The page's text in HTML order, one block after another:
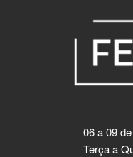
06 a 09
Terça a